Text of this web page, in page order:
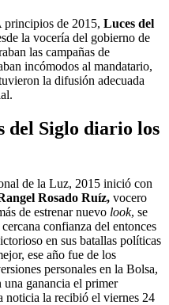
principios de 2015, Luces del
la vocería del gobierno de
las campañas de
incómodos al mandatario,
la difusión adecuada
del Siglo diario los
de la Luz, 2015 inició con
Rosado Ruíz, vocero
de estrenar nuevo look, se
confianza del entonces
en sus batallas políticas
ese año fue de los
personales en la Bolsa,
ganancia el primer
noticia la recibió el viernes 24